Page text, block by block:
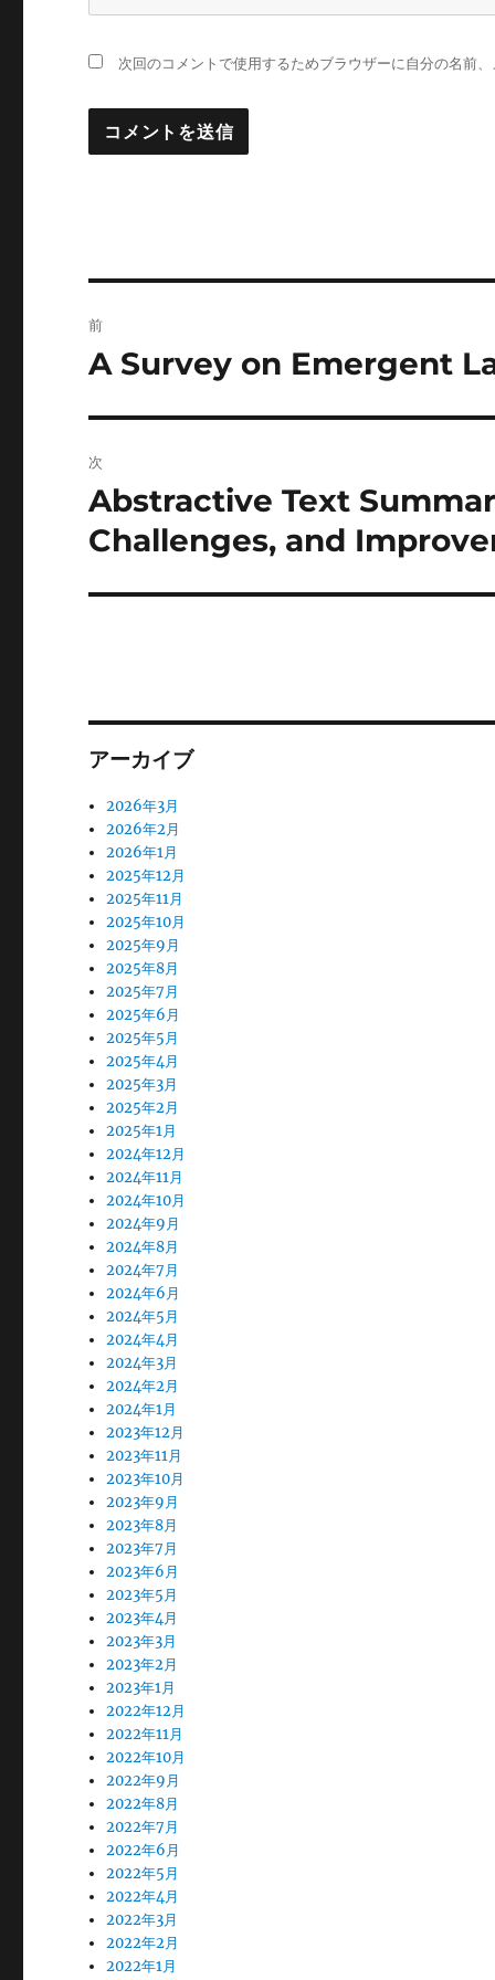
次回のコメントで使用するためブラウザーに自分の名前
稿
ゲ
ー
前
前
投
稿:
A Survey on Emergent
次
次
の
投
稿:
Abstractive Text
Challenges, and
アーカイブ
2026年3月
2026年2月
2026年1月
2025年12月
2025年11月
2025年10月
2025年9月
2025年8月
2025年7月
2025年6月
2025年5月
2025年4月
2025年3月
2025年2月
2025年1月
2024年12月
2024年11月
2024年10月
2024年9月
2024年8月
2024年7月
2024年6月
2024年5月
2024年4月
2024年3月
2024年2月
2024年1月
2023年12月
2023年11月
2023年10月
2023年9月
2023年8月
2023年7月
2023年6月
2023年5月
2023年4月
2023年3月
2023年2月
2023年1月
2022年12月
2022年11月
2022年10月
2022年9月
2022年8月
2022年7月
2022年6月
2022年5月
2022年4月
2022年3月
2022年2月
2022年1月